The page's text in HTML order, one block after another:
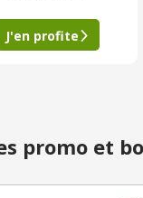
J'en profite
promo et